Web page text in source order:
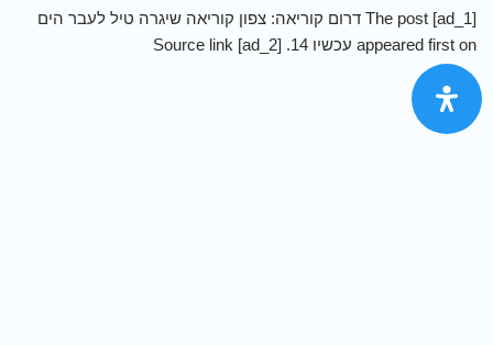
[ad_1] The post דרום קוריאה: צפון קוריאה שיגרה טיל לעבר הים
appeared first on עכשיו 14. [ad_2] Source link